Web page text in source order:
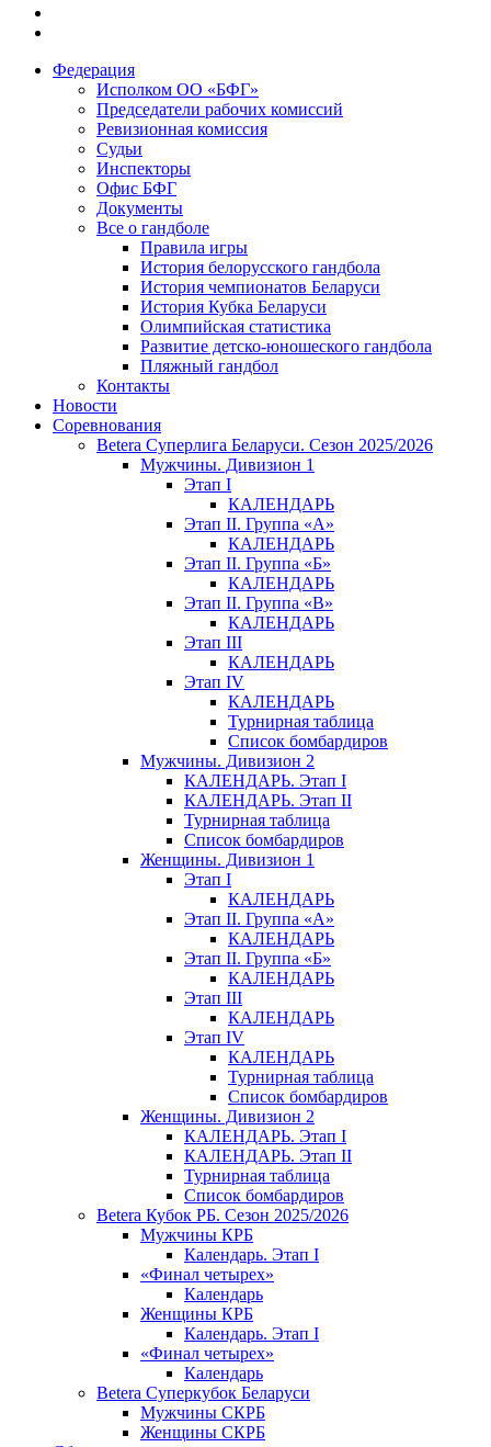
Федерация
Исполком ОО «БФГ»
Председатели рабочих комиссий
Ревизионная комиссия
Судьи
Инспекторы
Офис БФГ
Документы
Все о гандболе
Правила игры
История белорусского гандбола
История чемпионатов Беларуси
История Кубка Беларуси
Олимпийская статистика
Развитие детско-юношеского гандбола
Пляжный гандбол
Контакты
Новости
Соревнования
Betera Суперлига Беларуси. Сезон 2025/2026
Мужчины. Дивизион 1
Этап I
КАЛЕНДАРЬ
Этап II. Группа «А»
КАЛЕНДАРЬ
Этап II. Группа «Б»
КАЛЕНДАРЬ
Этап II. Группа «В»
КАЛЕНДАРЬ
Этап III
КАЛЕНДАРЬ
Этап IV
КАЛЕНДАРЬ
Турнирная таблица
Список бомбардиров
Мужчины. Дивизион 2
КАЛЕНДАРЬ. Этап I
КАЛЕНДАРЬ. Этап II
Турнирная таблица
Список бомбардиров
Женщины. Дивизион 1
Этап I
КАЛЕНДАРЬ
Этап II. Группа «А»
КАЛЕНДАРЬ
Этап II. Группа «Б»
КАЛЕНДАРЬ
Этап III
КАЛЕНДАРЬ
Этап IV
КАЛЕНДАРЬ
Турнирная таблица
Список бомбардиров
Женщины. Дивизион 2
КАЛЕНДАРЬ. Этап I
КАЛЕНДАРЬ. Этап II
Турнирная таблица
Список бомбардиров
Betera Кубок РБ. Сезон 2025/2026
Мужчины КРБ
Календарь. Этап I
«Финал четырех»
Календарь
Женщины КРБ
Календарь. Этап I
«Финал четырех»
Календарь
Betera Суперкубок Беларуси
Мужчины СКРБ
Женщины СКРБ